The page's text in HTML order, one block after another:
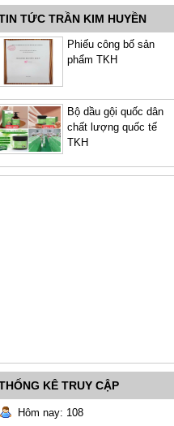
TỨC TRẦN KIM HUYỀN
Phiếu công bố sản
phẩm TKH
Bộ dầu gội quốc dân
chất lượng quốc tế
TKH
KÊ TRUY CẬP
Hôm nay: 108